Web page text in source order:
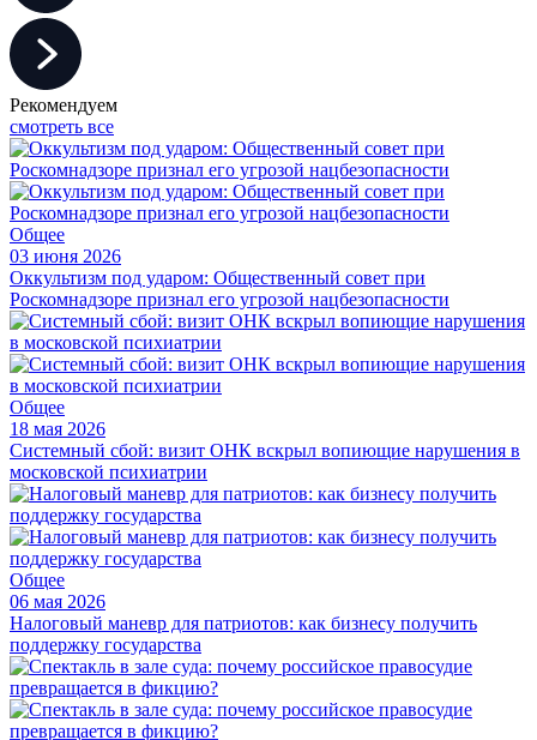
Рекомендуем
смотреть все
Общее
03 июня 2026
Оккультизм под ударом: Общественный совет при
Роскомнадзоре признал его угрозой нацбезопасности
Общее
18 мая 2026
Системный сбой: визит ОНК вскрыл вопиющие нарушения в
московской психиатрии
Общее
06 мая 2026
Налоговый маневр для патриотов: как бизнесу получить
поддержку государства